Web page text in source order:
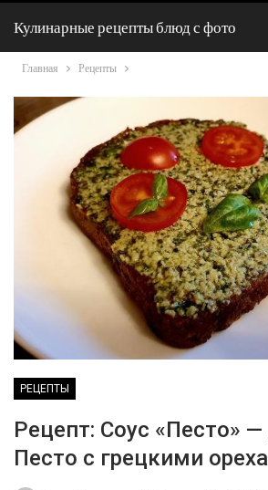
Кулинарные рецепты блюд с фото
Главная Рецепты
РЕЦЕПТЫ
Рецепт: Соус «Песто»
Песто с грецкими